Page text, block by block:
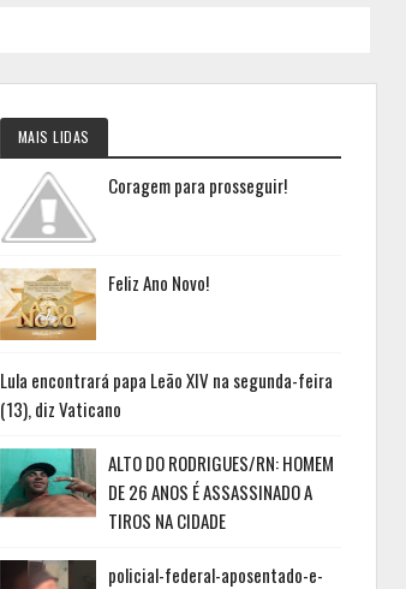
MAIS LIDAS
Coragem para prosseguir!
Feliz Ano Novo!
Lula encontrará papa Leão XIV na segunda-feira
(13), diz Vaticano
ALTO DO RODRIGUES/RN: HOMEM
DE 26 ANOS É ASSASSINADO A
TIROS NA CIDADE
policial-federal-aposentado-e-